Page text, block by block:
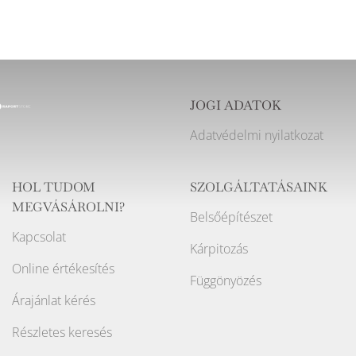
JOGI ADATOK
Adatvédelmi nyilatkozat
HOL TUDOM
MEGVÁSÁROLNI?
Kapcsolat
Online értékesítés
Árajánlat kérés
Részletes keresés
SZOLGÁLTATÁSAINK
Belsőépítészet
Kárpitozás
Függönyözés